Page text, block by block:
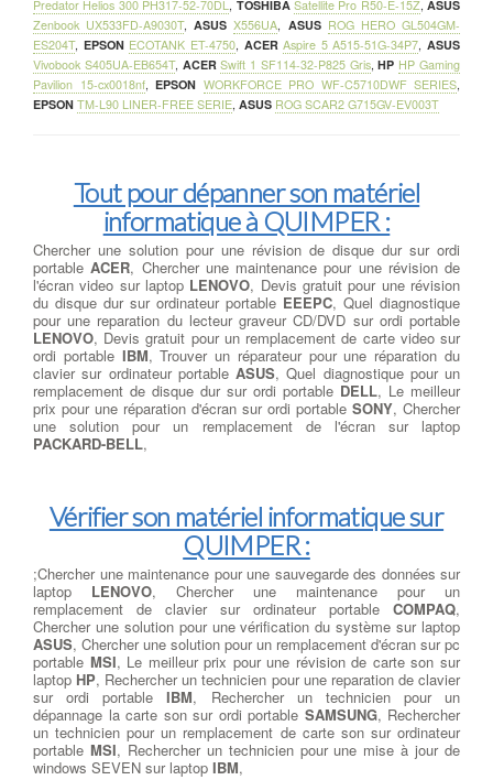
Predator Helios 300 PH317-52-70DL, TOSHIBA Satellite Pro R50-E-15Z, ASUS
Zenbook UX533FD-A9030T,ASUS X556UA, ASUS ROG HERO GL504GM-
ES204T, EPSON ECOTANK ET-4750, ACER Aspire 5 A515-51G-34P7, ASUS
Vivobook S405UA-EB654T, ACER Swift 1 SF114-32-P825 Gris,HP HP Gaming
Pavilion 15-cx0018nf, EPSON WORKFORCE PRO WF-C5710DWF SERIES,
EPSON TM-L90 LINER-FREE SERIE, ASUS ROG SCAR2 G715GV-EV003T
Tout pour dépanner son matériel
informatique à QUIMPER :
Chercher une solution pour une révision de disque dur sur ordi
portableACER, Chercher une maintenance pour une révision de
l'écran video sur laptop LENOVO, Devis gratuit pour une révision
du disque dur sur ordinateur portable EEEPC, Quel diagnostique
pour une reparation du lecteur graveur CD/DVD sur ordi portable
LENOVO, Devis gratuit pour un remplacement de carte video sur
ordi portable IBM, Trouver un réparateur pour une réparation du
clavier sur ordinateur portable ASUS, Quel diagnostique pour un
remplacement de disque dur sur ordi portable DELL, Le meilleur
prix pour une réparation d'écran sur ordi portable SONY, Chercher
une solution pour un remplacement de l'écran sur laptop
PACKARD-BELL,
Vérifier son matériel informatique sur
QUIMPER :
;Chercher une maintenance pour une sauvegarde des données sur
laptop LENOVO, Chercher une maintenance pour un
remplacement de clavier sur ordinateur portable COMPAQ,
Chercher une solution pour une vérification du système sur laptop
ASUS, Chercher une solution pour un remplacement d'écran sur pc
portable MSI, Le meilleur prix pour une révision de carte son sur
laptop HP, Rechercher un technicien pour une reparation de clavier
sur ordi portableIBM, Rechercher un technicien pour un
dépannage la carte son sur ordi portable SAMSUNG, Rechercher
un technicien pour un remplacement de carte son sur ordinateur
portable MSI, Rechercher un technicien pour une mise à jour de
windows SEVEN sur laptop IBM,